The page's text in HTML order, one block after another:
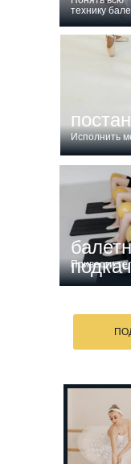
Исполнить
технику
Привести